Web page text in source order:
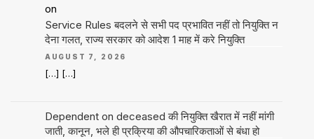
on
Service Rules बदलने से सभी पद प्रभावित नहीं तो नियुक्ति न
देना गलत, राज्य सरकार को आदेश 1 माह में करे नियुक्ति
AUGUST 7, 2026
[…] […]
Dependent on deceased की नियुक्ति खैरात में नहीं मांगी
जाती, कानून, भले ही प्रक्रिया की औपचारिकताओं से बंधा हो